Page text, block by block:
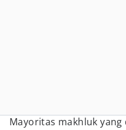
Mayoritas makhluk